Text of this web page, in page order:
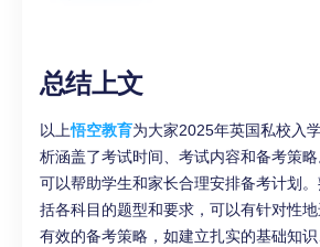
总结上文
以上悟空教育为大家2025年英国私校入
析涵盖了考试时间、考试内容和备考策略
可以帮助学生和家长合理安排备考计划
括各科目的题型和要求，可以有针对性
有效的备考策略，如建立扎实的基础知